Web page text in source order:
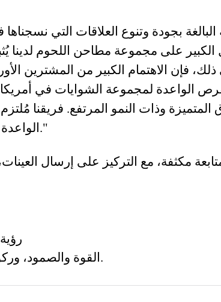
بجودة وتنوع العلاقات التي
الكبير على مجموعة مطاحن اللحوم لدينا
فإن الاهتمام الكبير من المشترين
الواعدة لمجموعة الشوايات في
وذات النمو المرتفع. فريقنا
الواعدة إلى شراكات طويلة الأمد."
مكثفة، مع التركيز على إرسال
القوة والصمود، وركوب الأمواج لتحقيق النصر.